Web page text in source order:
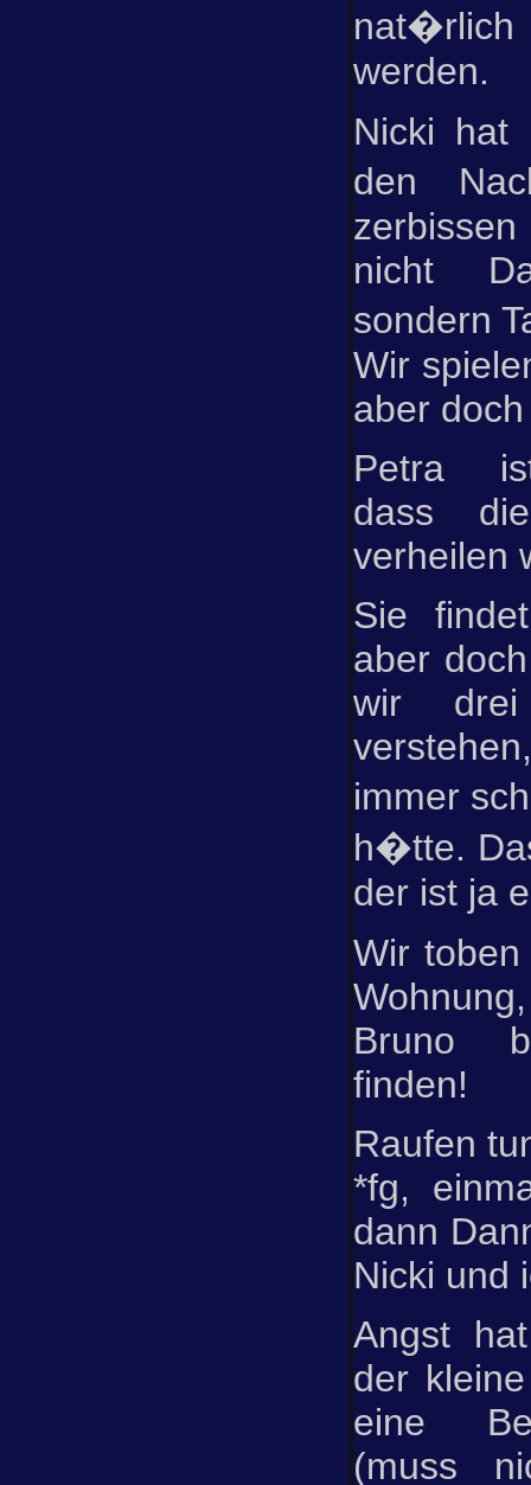
werden.
Nicki hat
den
nicht
sondern
Wir
aber
Petra
dass
verheilen
Sie
aber
wir
immer
h�tte.
der ist ja
Wir
Bruno
finden!
Raufen
*fg,
dann
Nicki und
Angst
der
eine
(muss